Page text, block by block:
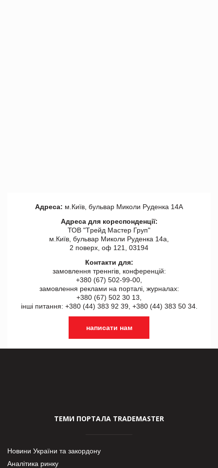
Адреса: м.Київ, бульвар Миколи Руденка 14А
Адреса для кореспонденції:
ТОВ "Tрейд Мастер Груп"
м.Київ, бульвар Миколи Руденка 14а,
2 поверх, оф 121, 03194
Контакти для:
замовлення треннгів, конференцій:
+380 (67) 502-99-00,
замовлення реклами на порталі, журналах:
+380 (67) 502 30 13,
інші питання: +380 (44) 383 92 39, +380 (44) 383 50 34.
написати нам
ТЕМИ ПОРТАЛА TRADEMASTER
Новини України та закордону
Аналітика ринку